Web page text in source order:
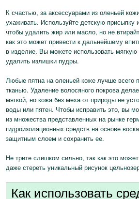
К счастью, за аксессуарами из оленьей
ухаживать. Используйте детскую присыпку
чтобы удалить жир или масло, но не
как это может привести к дальнейшему
в изделие. Вы можете использовать мягкую
удалить излишки пудры.
Любые пятна на оленьей коже лучше всего
тканью. Удаление волосяного покрова
мягкой, но кожа без меха от природы не
воды или пятен. Чтобы исправить это, вы
из множества представленных на рынке
гидроизоляционных средств на основе
защитным слоем и сохранить ее.
Не трите слишком сильно, так как это
даже стереть уникальный рисунок
Как использовать